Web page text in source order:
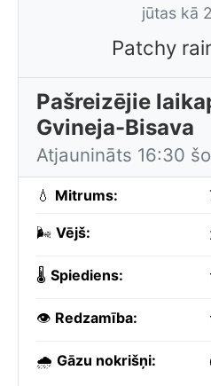
jūtas kā
Patchy
Pašreizējie
Gvineja-Bisava
Atjaunināts 16:30
💧 Mitrums:
🌬️ Vējš:
🌡️ Spiediens:
👁️ Redzamība:
🌧️ Gāzu nokrišņi: